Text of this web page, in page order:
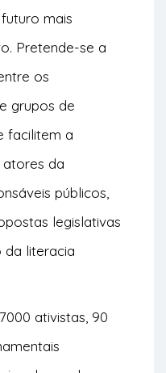
mais
Pretende-se a
os
grupos de
facilitem a
da
públicos,
legislativas
da literacia
ativistas, 90